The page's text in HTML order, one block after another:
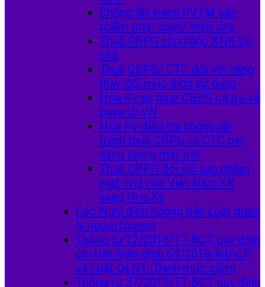
Chống lẩn tránh PVTM sản
phẩm thép cuộn/ thép dây
Thuế CBPG cho hàng XNK tại
chỗ
Thuế CBPG/ CTC đối với hàng
thay đổi mục đích sử dụng
Hoa Kỳ áp thuế CBPG cá tra và
basa từ VN
Hoa Kỳ điều tra chống lẩn
tránh thuế CBPG và CTC pin
năng lượng mặt trời
Thuế CBPG đối với sản phẩm
mật ong của Việt Nam XK
sang Hoa Kỳ
Các Nghị định hướng dẫn Luật quản
lý ngoại thương
Thông tư 12/2018/TT-BCT quy định
chi tiết Nghị định 69/2018/NĐ-CP
và Luật QLNT (Danh mục cấm)
Thông tư 37/2019/TT-BCT quy định